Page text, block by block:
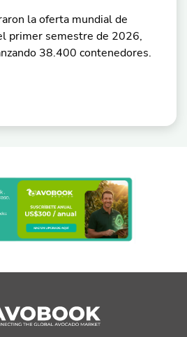
la oferta mundial de
primer semestre de 2026,
38.400 contenedores.